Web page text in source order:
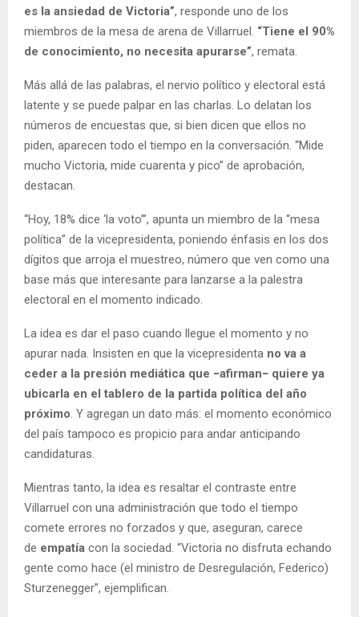
es la ansiedad de Victoria”, responde uno de los
miembros de la mesa de arena de Villarruel. “Tiene el 90%
de conocimiento, no necesita apurarse”, remata.
Más allá de las palabras, el nervio político y electoral está
latente y se puede palpar en las charlas. Lo delatan los
números de encuestas que, si bien dicen que ellos no
piden, aparecen todo el tiempo en la conversación. “Mide
mucho Victoria, mide cuarenta y pico” de aprobación,
destacan.
“Hoy, 18% dice ‘la voto’”, apunta un miembro de la “mesa
política” de la vicepresidenta, poniendo énfasis en los dos
dígitos que arroja el muestreo, número que ven como una
base más que interesante para lanzarse a la palestra
electoral en el momento indicado.
La idea es dar el paso cuando llegue el momento y no
apurar nada. Insisten en que la vicepresidenta no va a
ceder a la presión mediática que −afirman− quiere ya
ubicarla en el tablero de la partida política del año
próximo. Y agregan un dato más: el momento económico
del país tampoco es propicio para andar anticipando
candidaturas.
Mientras tanto, la idea es resaltar el contraste entre
Villarruel con una administración que todo el tiempo
comete errores no forzados y que, aseguran, carece
de empatía con la sociedad. “Victoria no disfruta echando
gente como hace (el ministro de Desregulación, Federico)
Sturzenegger”, ejemplifican.